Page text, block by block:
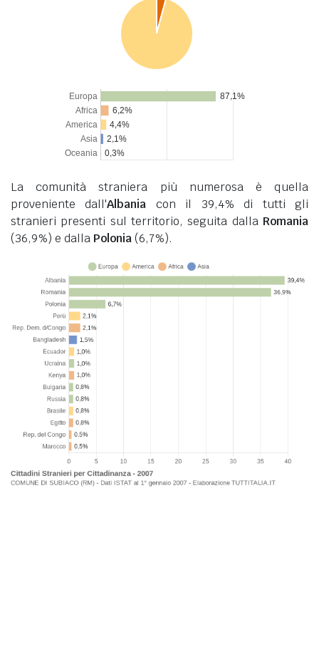
La comunità straniera più numerosa è quella
proveniente dall'Albania con il 39,4% di tutti gli
stranieri presenti sul territorio, seguita dalla Romania
(36,9%) e dalla Polonia(6,7%).